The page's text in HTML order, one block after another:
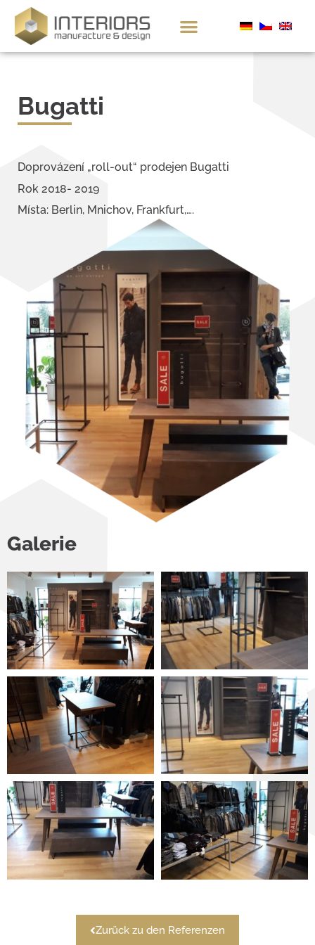
Bugatti
Doprovázení „roll-out“ prodejen Bugatti
Rok 2018- 2019
Místa: Berlin, Mnichov, Frankfurt,….
Galerie
Zurück zu den Referenzen